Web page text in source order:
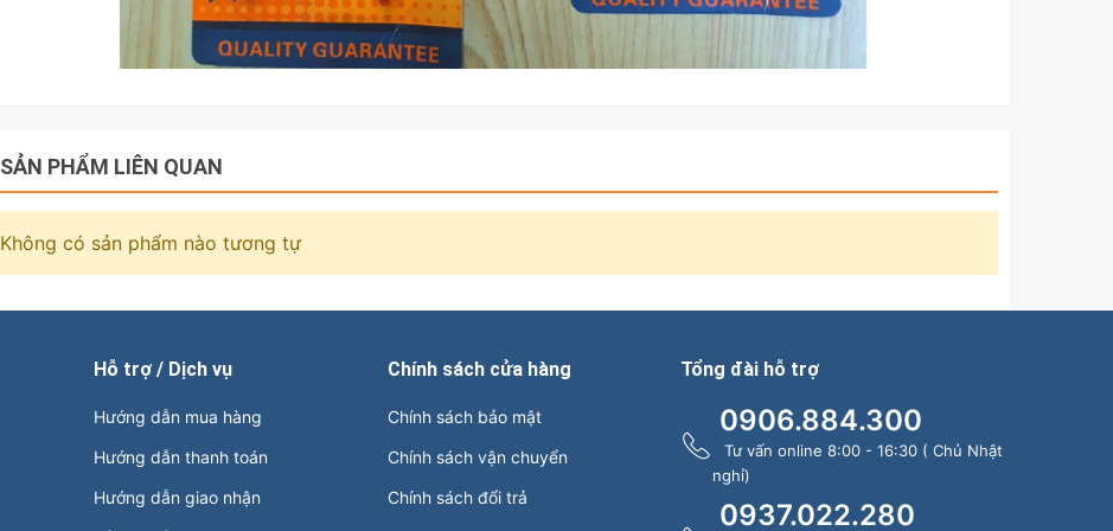
SẢN PHẨM LIÊN QUAN
Không có sản phẩm nào tương tự
Hỗ trợ / Dịch vụ
Hướng dẫn mua hàng
Hướng dẫn thanh toán
Hướng dẫn giao nhận
Chính sách cửa hàng
Chính sách bảo mật
Chính sách vận chuyển
Chính sách đổi trả
Tổng đài hỗ trợ
0906.884.300
Tư vấn online 8:00 - 16:30 ( Chủ Nhật
nghỉ)
0937.022.280